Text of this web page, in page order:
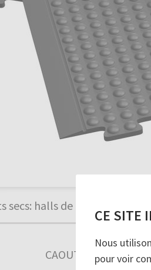
CE SITE
Nous
pour voir
secs: halls de montage,
CAOUTCHOUC